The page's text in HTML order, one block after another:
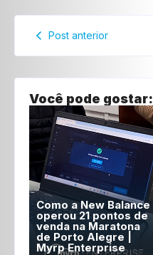
Post anterior
Você pode gostar:
Como a New Balance
operou 21 pontos de
venda na Maratona
de Porto Alegre |
Myrp Enterprise